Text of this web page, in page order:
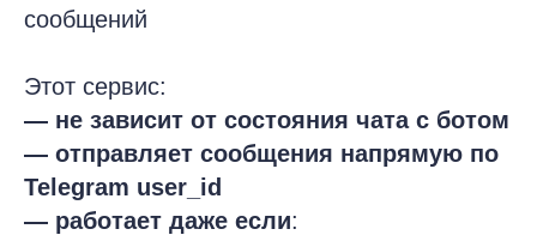
сообщений
Этот сервис:
— не зависит от состояния чата с ботом
— отправляет сообщения напрямую по
Telegram user_id
— работает даже если: